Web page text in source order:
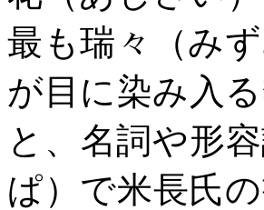
最も瑞々（み
が目に染み入
と、名詞や形
ぱ）で米長氏